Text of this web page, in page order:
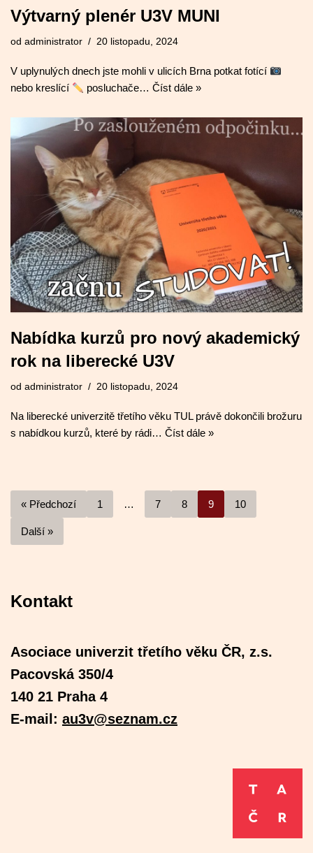
Výtvarný plenér U3V MUNI
od administrator 20 listopadu, 2024
V uplynulých dnech jste mohli v ulicích Brna potkat fotící
nebo kreslící
posluchače…Číst dále »
Nabídka kurzů pro nový akademický
rok na liberecké U3V
od administrator 20 listopadu, 2024
Na liberecké univerzitě třetího věku TUL právě dokončili brožuru
s nabídkou kurzů, které by rádi… Číst dále »
« Předchozí 1 … 7 8 9 10
Další »
Kontakt
Asociace univerzit třetího věku ČR, z.s.
Pacovská 350/4
140 21 Praha 4
E-mail: au3v@seznam.cz